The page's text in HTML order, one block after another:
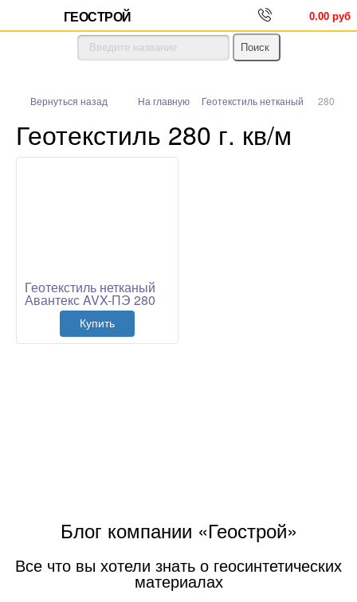
ГЕОСТРОЙ 0.00 руб
Вернуться назад На главную Геотекстиль нетканый 280
Геотекстиль 280 г. кв/м
Геотекстиль нетканый
Авантекс AVX-ПЭ 280
Купить
Блог компании «Геострой»
Все что вы хотели знать о геосинтетических
материалах